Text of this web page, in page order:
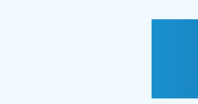
tốt lành